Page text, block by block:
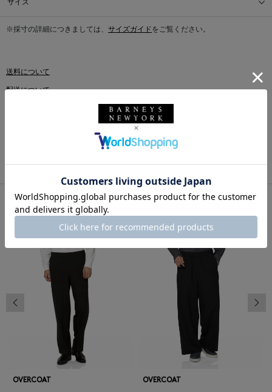
サイズ
※採寸の詳細につきましては、 サイズガイドをご覧ください。
送料について
配送について
このアイテムをシェアする
OVERCOAT OVERCOAT
前の画像